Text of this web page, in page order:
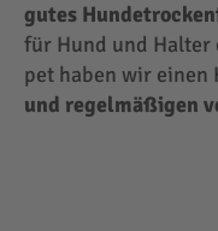
gutes
für Hund und Halter
pet haben wir
und regelmäßigen